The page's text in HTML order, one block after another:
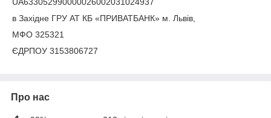
в Західне ГРУ АТ КБ «ПРИВАТБАНК» м. Львів,
МФО 325321
ЄДРПОУ 3153806727
Про нас